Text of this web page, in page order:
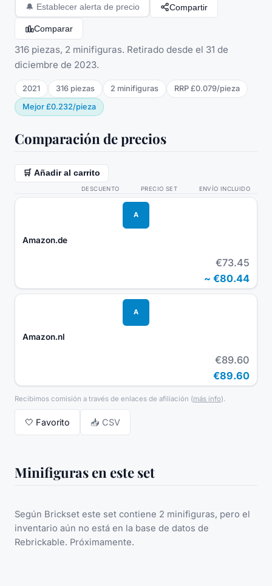
🔔 Establecer alerta de precio Compartir
Comparar
316 piezas, 2 minifiguras. Retirado desde el 31 de
diciembre de 2023.
2021 316 piezas 2 minifiguras RRP £0.079/pieza
Mejor £0.232/pieza
Comparación de precios
🛒 Añadir al carrito
DESCUENTO PRECIO SET ENVÍO INCLUIDO
A
Amazon.de
€73.45
~ €80.44
A
Amazon.nl
€89.60
€89.60
Recibimos comisión a través de enlaces de afiliación (más info).
🤍 Favorito 📥 CSV
Minifiguras en este set
Según Brickset este set contiene 2 minifiguras, pero el
inventario aún no está en la base de datos de
Rebrickable. Próximamente.